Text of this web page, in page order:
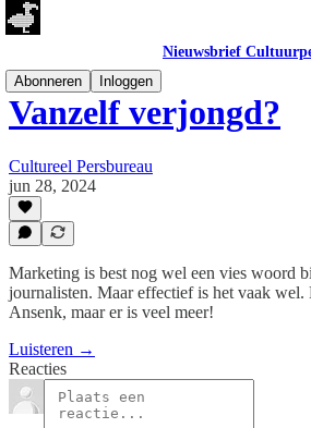
Nieuwsbrief
Abonneren
Inloggen
Vanzelf verjongd?
Cultureel Persbureau
jun 28, 2024
Marketing is best nog wel een vies woord
journalisten. Maar effectief is het vaak
Ansenk, maar er is veel meer!
Luisteren →
Reacties